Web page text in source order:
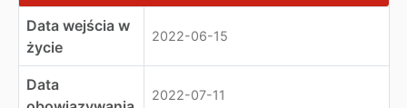
Data wejścia w
życie
2022-06-15
Data
2022-07-11